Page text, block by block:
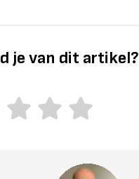
je van dit artikel?